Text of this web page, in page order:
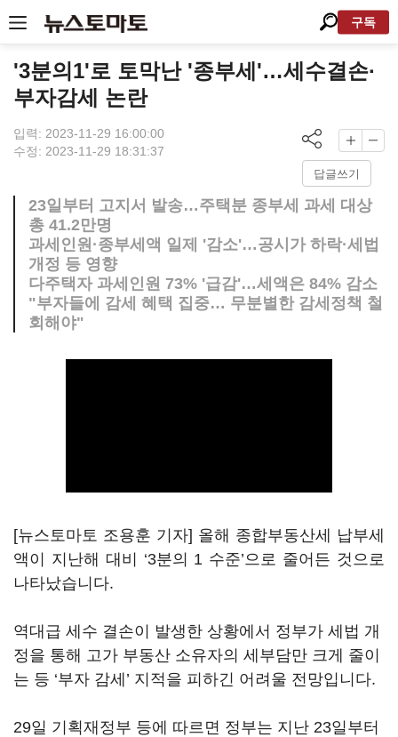
구독
'3분의1'로 토막난 '종부세'…세수결손·
부자감세 논란
입력: 2023-11-29 16:00:00
수정: 2023-11-29 18:31:37
답글쓰기
23일부터 고지서 발송…주택분 종부세 과세 대상
총 41.2만명
과세인원·종부세액 일제 '감소'…공시가 하락·세법
개정 등 영향
다주택자 과세인원 73% '급감'…세액은 84% 감소
"부자들에 감세 혜택 집중… 무분별한 감세정책 철
회해야"
[뉴스토마토 조용훈 기자] 올해 종합부동산세 납부세
액이 지난해 대비 ‘3분의 1 수준’으로 줄어든 것으로
나타났습니다.
역대급 세수 결손이 발생한 상황에서 정부가 세법 개
정을 통해 고가 부동산 소유자의 세부담만 크게 줄이
는 등 ‘부자 감세’ 지적을 피하긴 어려울 전망입니다.
29일 기획재정부 등에 따르면 정부는 지난 23일부터